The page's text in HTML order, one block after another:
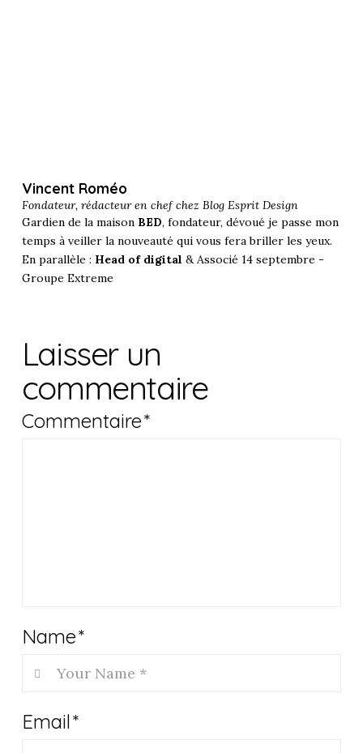
Vincent Roméo
Fondateur, rédacteur en chef chez Blog Esprit Design
Gardien de la maison BED, fondateur, dévoué je passe mon
temps à veiller la nouveauté qui vous fera briller les yeux.
En parallèle : Head of digital & Associé 14 septembre -
Groupe Extreme
Laisser un
commentaire
Commentaire*
Name*
Email*